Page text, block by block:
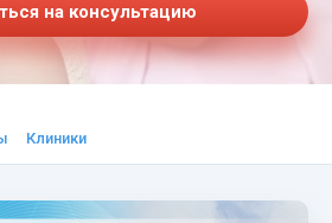
на консультацию
Клиники